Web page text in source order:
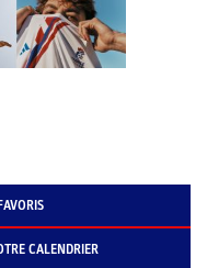
CALENDRIER